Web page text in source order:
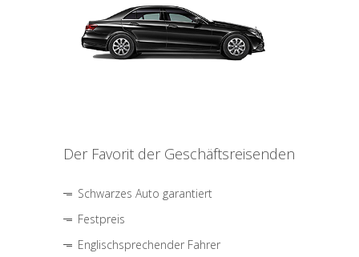
Der Favorit der Geschäftsreisenden
Schwarzes Auto garantiert
Festpreis
Englischsprechender Fahrer